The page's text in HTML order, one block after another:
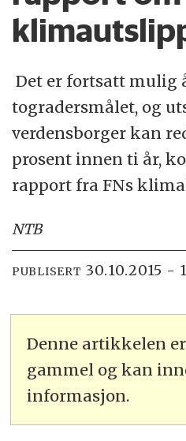
Det er fortsatt mulig
togradersmålet, og
verdensborger kan
prosent innen ti år,
rapport fra FNs
NTB
PUBLISERT 30.10.2015 -
Denne artikkelen
gammel og kan
informasjon.